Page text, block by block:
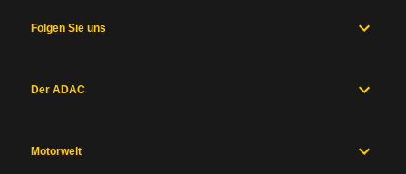
Folgen Sie uns
Der ADAC
Motorwelt